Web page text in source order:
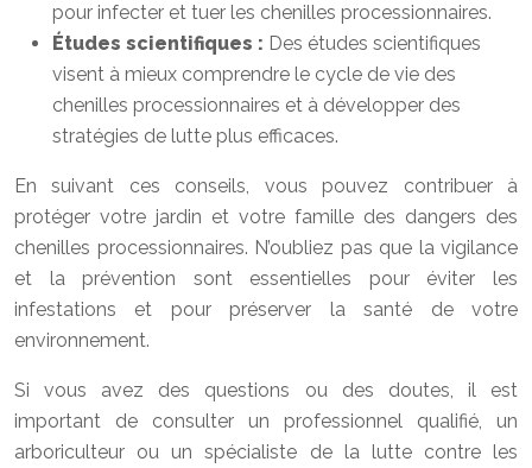
pour infecter et tuer les chenilles processionnaires.
Études scientifiques : Des études scientifiques
visent à mieux comprendre le cycle de vie des
chenilles processionnaires et à développer des
stratégies de lutte plus efficaces.
En suivant ces conseils, vous pouvez contribuer à
protéger votre jardin et votre famille des dangers des
chenilles processionnaires. N’oubliez pas que la vigilance
et la prévention sont essentielles pour éviter les
infestations et pour préserver la santé de votre
environnement.
Si vous avez des questions ou des doutes, il est
important de consulter un professionnel qualifié, un
arboriculteur ou un spécialiste de la lutte contre les